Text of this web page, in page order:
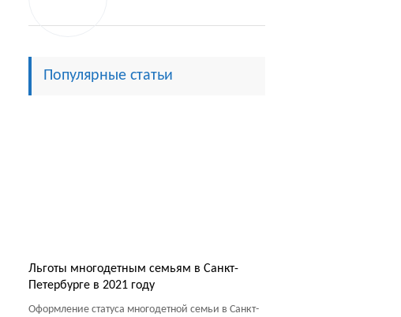
Популярные статьи
Льготы многодетным семьям в Санкт-
Петербурге в 2021 году
Оформление статуса многодетной семьи в Санкт-